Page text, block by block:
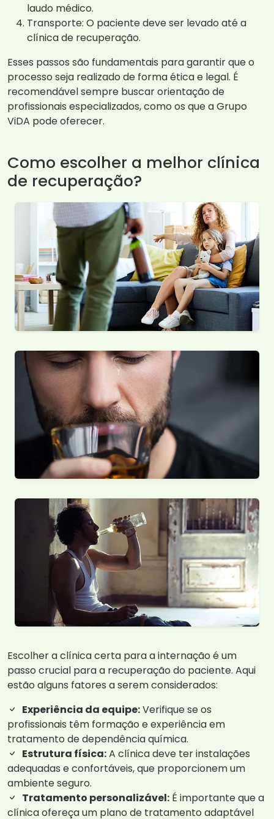
laudo médico.
Transporte: O paciente deve ser levado até a
clínica de recuperação.
Esses passos são fundamentais para garantir que o
processo seja realizado de forma ética e legal. É
recomendável sempre buscar orientação de
profissionais especializados, como os que a Grupo
ViDA pode oferecer.
Como escolher a melhor clínica
de recuperação?
Escolher a clínica certa para a internação é um
passo crucial para a recuperação do paciente. Aqui
estão alguns fatores a serem considerados:
Experiência da equipe:Verifique se os
profissionais têm formação e experiência em
tratamento de dependência química.
Estrutura física:A clínica deve ter instalações
adequadas e confortáveis, que proporcionem um
ambiente seguro.
Tratamento personalizável: É importante que a
clínica ofereça um plano de tratamento adaptável